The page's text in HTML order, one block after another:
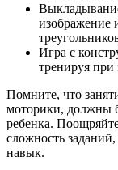
изображение
Игра с
тренируя при
Помните, что
моторики, должны
ребенка.
сложность
навык.